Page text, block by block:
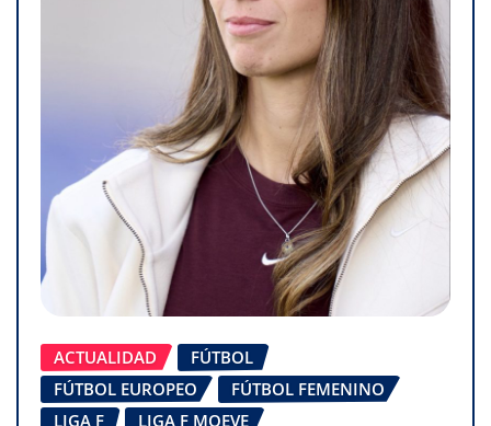
ACTUALIDAD
FÚTBOL
FÚTBOL EUROPEO
FÚTBOL FEMENINO
LIGA F
LIGA F MOEVE